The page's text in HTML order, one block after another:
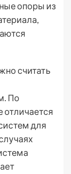
опоры из
считать
По
отличается
для